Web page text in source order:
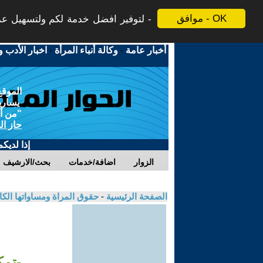
موافق - OK لتوفير افضل خدمة لكم ولتسهيل
أخبار عامة -وكالة أنباء المرأة - اخبار الأدب
"من
حاز
إذا
بحث/الارشيف اضافة/خدمات الزوار
الصفحة الرئيسية - حقوق المراة ومساواتها